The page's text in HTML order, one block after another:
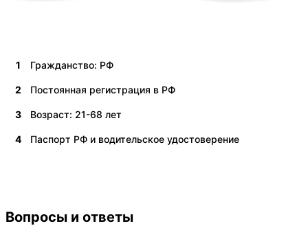
1 Гражданство: РФ
2 Постоянная регистрация в РФ
3 Возраст: 21-68 лет
4 Паспорт РФ и водительское удостоверение
Вопросы и ответы